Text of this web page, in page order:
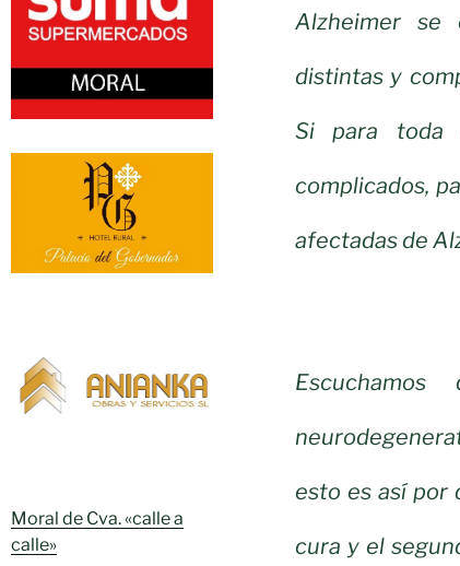
Moral de Cva. «calle a
calle»
Alzheimer se
distintas y
Si para toda
complicados,
afectadas de
esto es así por
cura y el